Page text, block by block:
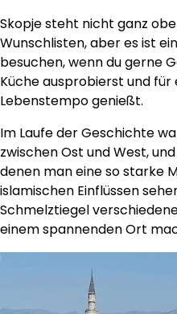
Skopje steht nicht ganz
Wunschlisten, aber es ist
besuchen, wenn du gerne
Küche ausprobierst und
Lebenstempo genießt.
Im Laufe der Geschichte
zwischen Ost und West,
denen man eine so starke
islamischen Einflüssen
Schmelztiegel
einem spannenden Ort